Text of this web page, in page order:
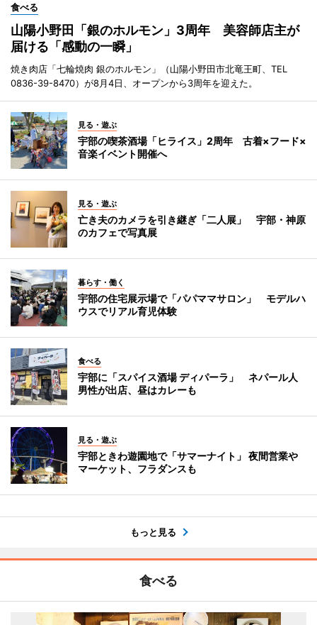
食べる
山陽小野田「銀のホルモン」3周年 美容師店主が
届ける「感動の一瞬」
焼き肉店「七輪焼肉 銀のホルモン」（山陽小野田市北竜王町、TEL
0836-39-8470）が8月4日、オープンから3周年を迎えた。
見る・遊ぶ
宇部の喫茶酒場「ヒライス」2周年 古着×フード×
音楽イベント開催へ
見る・遊ぶ
亡き夫のカメラを引き継ぎ「二人展」 宇部・神原
のカフェで写真展
暮らす・働く
宇部の住宅展示場で「パパママサロン」 モデルハ
ウスでリアル育児体験
食べる
宇部に「スパイス酒場 ディパーラ」 ネパール人
男性が出店、昼はカレーも
見る・遊ぶ
宇部ときわ遊園地で「サマーナイト」 夜間営業や
マーケット、フラダンスも
もっと見る
食べる